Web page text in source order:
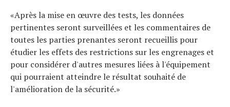
«Après la mise en œuvre des tests, les données
pertinentes seront surveillées et les commentaires de
toutes les parties prenantes seront recueillis pour
étudier les effets des restrictions sur les engrenages et
pour considérer d'autres mesures liées à l'équipement
qui pourraient atteindre le résultat souhaité de
l'amélioration de la sécurité.»